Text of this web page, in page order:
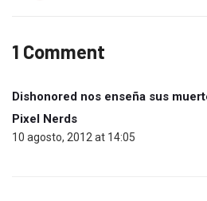
1 Comment
Dishonored nos enseña sus
Pixel Nerds
10 agosto, 2012 at 14:05